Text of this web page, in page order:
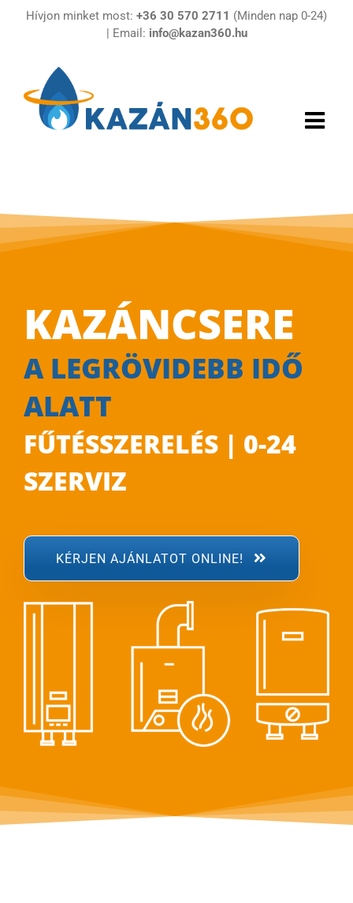
Kihagyás
Hívjon minket most: +36 30 570 2711 (Minden nap 0-24)
| Email: info@kazan360.hu
KAZÁNCSERE
A LEGRÖVIDEBB IDŐ
ALATT
FŰTÉSSZERELÉS | 0-24
SZERVIZ
KÉRJEN AJÁNLATOT ONLINE!